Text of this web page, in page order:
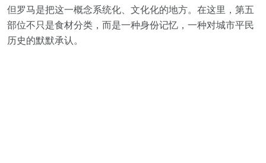
但罗马是把这一概念系统化、文化化的地方。在这里，第五
部位不只是食材分类，而是一种身份记忆，一种对城市平民
历史的默默承认。